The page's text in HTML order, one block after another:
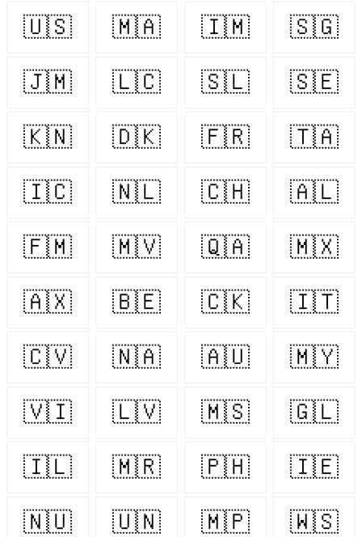
🇺🇸 🇲🇦 🇮🇲 🇸🇬
🇯🇲 🇱🇨 🇸🇱 🇸🇪
🇰🇳 🇩🇰 🇫🇷 🇹🇦
🇮🇨 🇳🇱 🇨🇭 🇦🇱
🇫🇲 🇲🇻 🇶🇦 🇲🇽
🇦🇽 🇧🇪 🇨🇰 🇮🇹
🇨🇻 🇳🇦 🇦🇺 🇲🇾
🇻🇮 🇱🇻 🇲🇸 🇬🇱
🇮🇱 🇲🇷 🇵🇭 🇮🇪
🇳🇺 🇺🇳 🇲🇵 🇼🇸